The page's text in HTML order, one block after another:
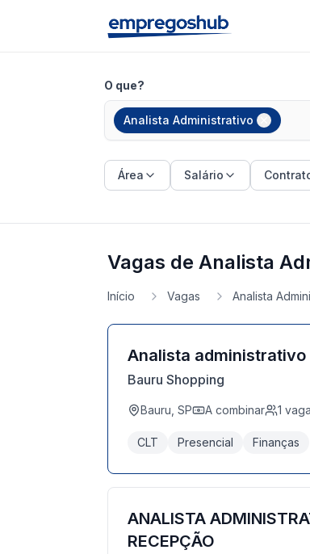
O que?
Analista Administrativo
Área Salário
Vagas de Analista
Início Vagas Analista
Analista
Bauru Shopping
Bauru, SP A combinar 1 vaga
CLT Presencial Finanças
ANALISTA
RECEPÇÃO